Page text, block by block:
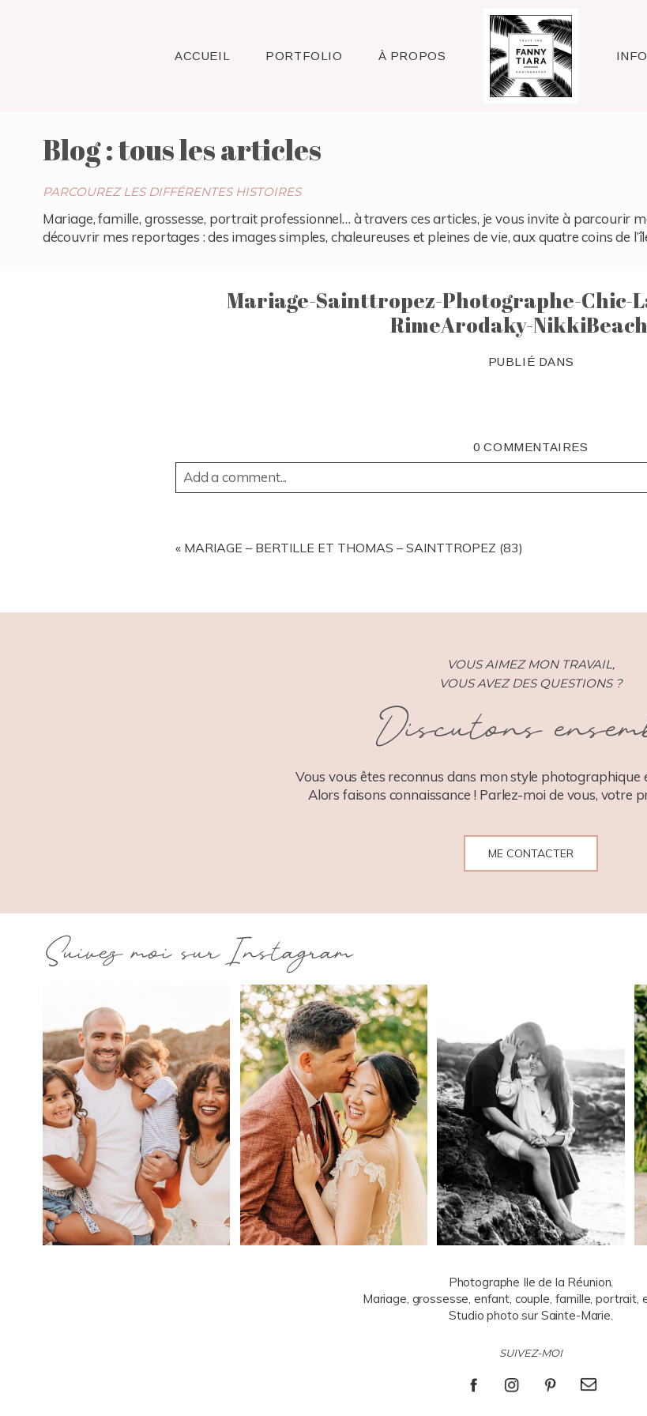
ACCUEIL PORTFOLIO À PROPOS Raleigh
Blog : tous les articles
PARCOUREZ LES DIFFÉRENTES HISTOIRES
Mariage, famille, grossesse, portrait professionnel… à travers ces articles, je vous invite à parcourir
découvrir mes reportages : des images simples, chaleureuses et pleines de vie, aux quatre coins de
Mariage-Sainttropez-Photographe-Chic-
RimeArodaky-
PUBLIÉ DANS
0 COMMENTAIRES
Add a comment...
« MARIAGE – BERTILLE ET THOMAS – SAINTTROPEZ (83)
VOUS AIMEZ MON TRAVAIL,
VOUS AVEZ DES QUESTIONS ?
Discutons
Vous vous êtes reconnus dans mon style photographique
Alors faisons connaissance ! Parlez-moi de vous, votre
ME CONTACTER
Suivez moi sur Instagram
Photographe Ile de la Réunion.
Mariage, grossesse, enfant, couple, famille, portrait,
Studio photo sur Sainte-Marie.
SUIVEZ-MOI